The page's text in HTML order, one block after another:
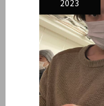
2023